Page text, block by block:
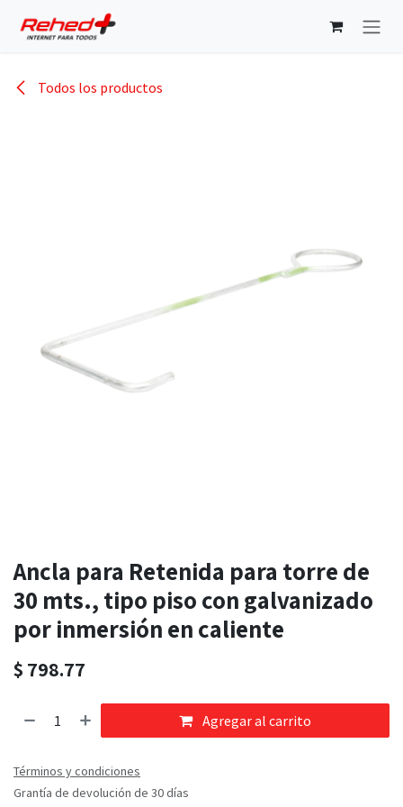
Todos los productos
Ancla para Retenida para torre de
30 mts., tipo piso con galvanizado
por inmersión en caliente
$ 798.77
Agregar al carrito
Términos y condiciones
Grantía de devolución de 30 días